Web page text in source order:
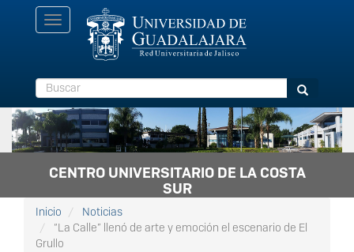
Toggle
navigation
Buscar Buscar
CENTRO UNIVERSITARIO DE LA COSTA
SUR
Inicio
Noticias
“La Calle” llenó de arte y emoción el escenario de El
Grullo